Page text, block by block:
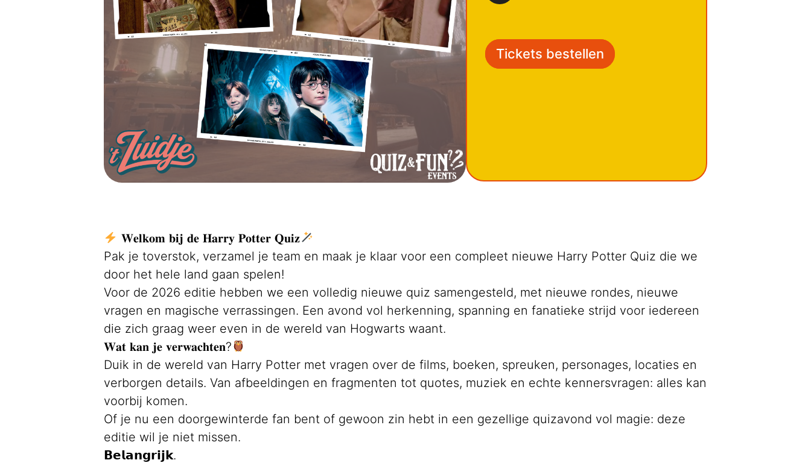
Tickets bestellen
𝐖𝐞𝐥𝐤𝐨𝐦 𝐛𝐢𝐣 𝐝𝐞 𝐇𝐚𝐫𝐫𝐲 𝐏𝐨𝐭𝐭𝐞𝐫 𝐐𝐮𝐢𝐳
Pak je toverstok, verzamel je team en maak je klaar voor een compleet nieuwe Harry Potter Quiz die we
door het hele land gaan spelen!
Voor de 2026 editie hebben we een volledig nieuwe quiz samengesteld, met nieuwe rondes, nieuwe
vragen en magische verrassingen. Een avond vol herkenning, spanning en fanatieke strijd voor iedereen
die zich graag weer even in de wereld van Hogwarts waant.
𝐖𝐚𝐭 𝐤𝐚𝐧 𝐣𝐞 𝐯𝐞𝐫𝐰𝐚𝐜𝐡𝐭𝐞𝐧?
Duik in de wereld van Harry Potter met vragen over de films, boeken, spreuken, personages, locaties en
verborgen details. Van afbeeldingen en fragmenten tot quotes, muziek en echte kennersvragen: alles kan
voorbij komen.
Of je nu een doorgewinterde fan bent of gewoon zin hebt in een gezellige quizavond vol magie: deze
editie wil je niet missen.
𝗕𝗲𝗹𝗮𝗻𝗴𝗿𝗶𝗷𝗸.